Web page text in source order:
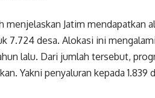
menjelaskan Jatim mendapatkan
7.724 desa. Alokasi ini
lalu. Dari jumlah tersebut,
Yakni penyaluran kepada 1.839